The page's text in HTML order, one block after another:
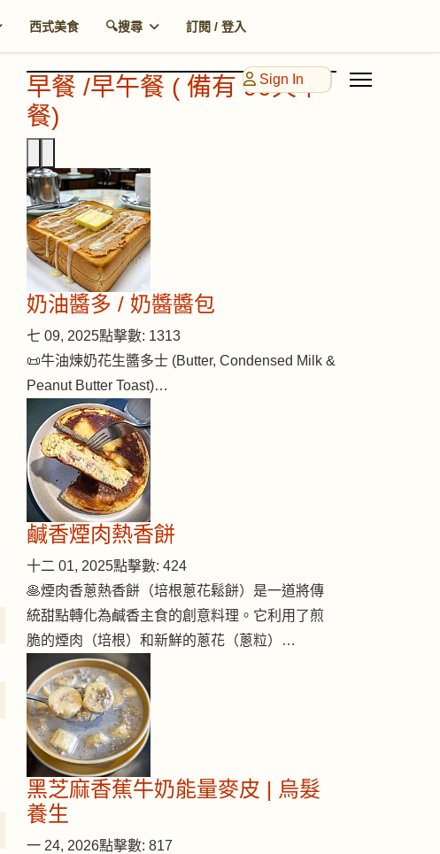
西式美食 🔍搜尋 訂閱 / 登入
Sign In
早餐 /早午餐 ( 備有 90天早
餐)
奶油醬多 / 奶醬醬包
七 09, 2025點擊數: 1313
📜牛油煉奶花生醬多士 (Butter, Condensed Milk &
Peanut Butter Toast)…
鹹香煙肉熱香餅
十二 01, 2025點擊數: 424
🥞煙肉香蔥熱香餅（培根蔥花鬆餅）是一道將傳
統甜點轉化為鹹香主食的創意料理。它利用了煎
脆的煙肉（培根）和新鮮的蔥花（蔥粒）…
黑芝麻香蕉牛奶能量麥皮 | 烏髮
養生
一 24, 2026點擊數: 817